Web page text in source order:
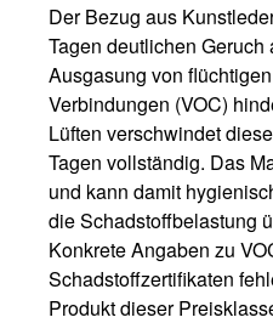
Der Bezug aus
Tagen deutlichen Geruch
Ausgasung von
Verbindungen (VOC)
Lüften verschwindet
Tagen vollständig. Das
und kann damit
die Schadstoffbelastung
Konkrete Angaben zu
Schadstoffzertifikaten
Produkt dieser